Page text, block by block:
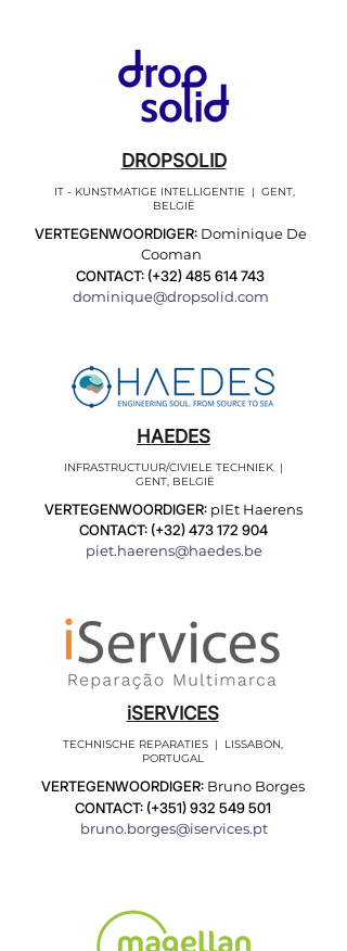
DROPSOLID
IT - KUNSTMATIGE INTELLIGENTIE | GENT,
BELGIË
VERTEGENWOORDIGER: Dominique De
Cooman
CONTACT: (+32)485 614 743
dominique@dropsolid.com
HAEDES
INFRASTRUCTUUR/CIVIELE TECHNIEK |
GENT, BELGIË
VERTEGENWOORDIGER: pIEt Haerens
CONTACT: (+32)473 172 904
piet.haerens@haedes.be
iSERVICES
TECHNISCHE REPARATIES | LISSABON,
PORTUGAL
VERTEGENWOORDIGER: Bruno Borges
CONTACT: (+351)932 549 501
bruno.borges@iservices.pt